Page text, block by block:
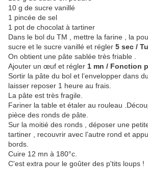
10 g de sucre vanillé
1 pincée de sel
1 pot de chocolat à tartiner
Dans le bol du TM , mettre la farine , la
sucre et le sucre vanillé et régler 5 sec /
On obtient une pâte sablée très friable .
Ajouter un œuf et régler 1 mn / Fonction
Sortir la pâte du bol et l’envelopper dans
laisser reposer 1 heure au frais.
La pâte est très fragile.
Fariner la table et étaler au rouleau
pièce des ronds de pâte.
Sur la moitié des ronds , déposer une
tartiner , recouvrir avec l’autre rond et
bords.
Cuire 12 mn à 180°c.
C'est extra pour le goûter des p'tits loups !